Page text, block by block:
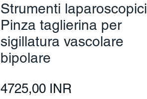
Strumenti laparoscopici
Pinza taglierina per
sigillatura vascolare
bipolare
4725,00 INR